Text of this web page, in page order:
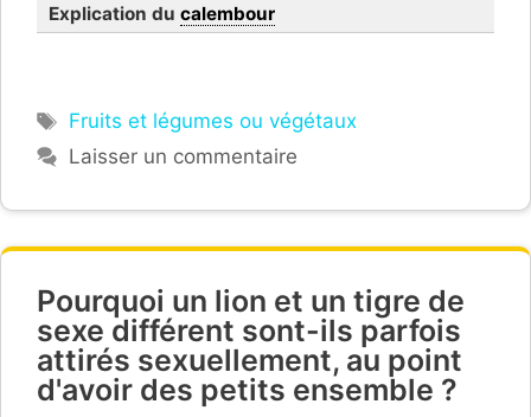
Explication du calembour
Étiquettes
Fruits et légumes ou végétaux
Laisser un commentaire
Pourquoi un lion et un tigre de
sexe différent sont-ils parfois
attirés sexuellement, au point
d'avoir des petits ensemble ?